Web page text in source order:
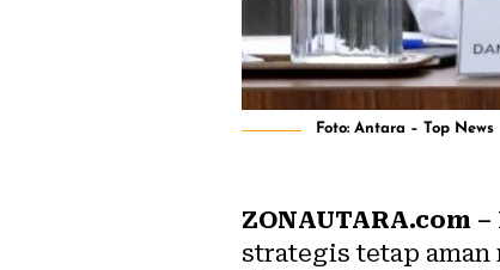
Foto: Antara – Top News
ZONAUTARA.com –
strategis tetap